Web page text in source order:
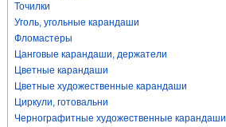
Точилки
Уголь, угольные карандаши
Фломастеры
Цанговые карандаши, держатели
Цветные карандаши
Цветные художественные карандаши
Циркули, готовальни
Чернографитные художественные карандаши